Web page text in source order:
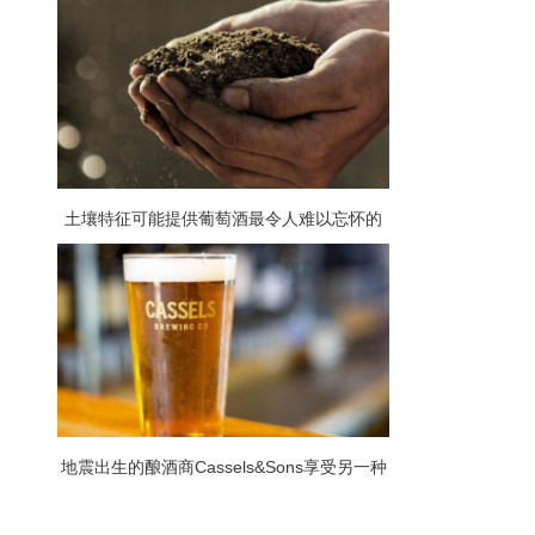
土壤特征可能提供葡萄酒最令人难以忘怀的
音乐
地震出生的酿酒商Cassels&Sons享受另一种